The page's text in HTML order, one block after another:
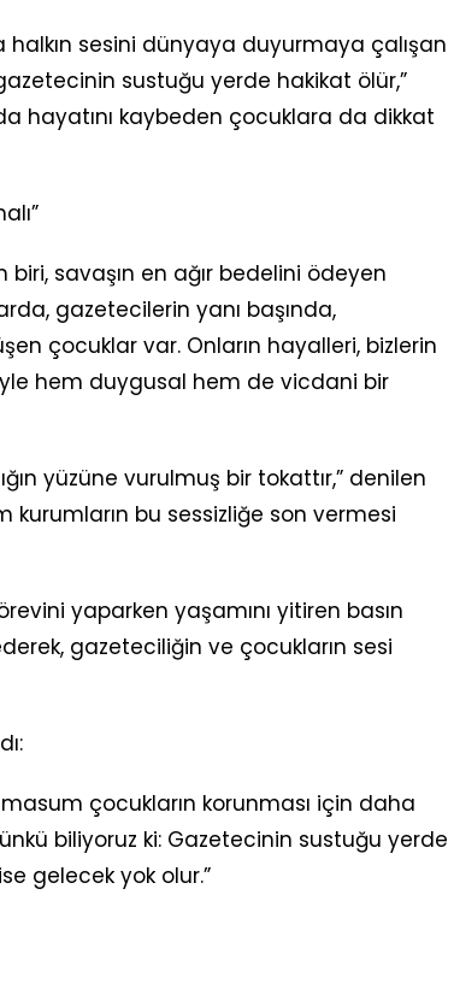
halkın sesini dünyaya duyurmaya çalışan
sustuğu yerde hakikat ölür,”
hayatını kaybeden çocuklara da dikkat
biri, savaşın en ağır bedelini ödeyen
gazetecilerin yanı başında,
çocuklar var. Onların hayalleri, bizlerin
hem duygusal hem de vicdani bir
yüzüne vurulmuş bir tokattır,” denilen
bu sessizliğe son vermesi
yaparken yaşamını yitiren basın
gazeteciliğin ve çocukların sesi
çocukların korunması için daha
biliyoruz ki: Gazetecinin sustuğu yerde
gelecek yok olur.”